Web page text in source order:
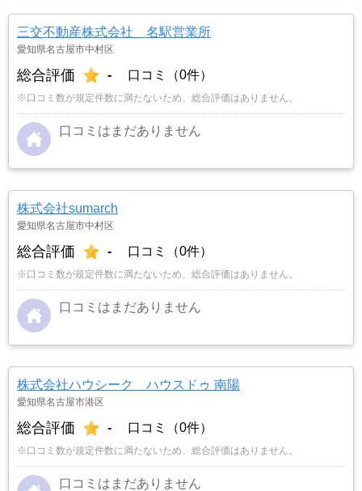
三交不動産株式会社 名駅営業所
愛知県名古屋市中村区
総合評価 - 口コミ（0件）
※口コミ数が規定件数に満たないため、総合評価はありません。
口コミはまだありません
株式会社sumarch
愛知県名古屋市中村区
総合評価 - 口コミ（0件）
※口コミ数が規定件数に満たないため、総合評価はありません。
口コミはまだありません
株式会社ハウシーク ハウスドゥ 南陽
愛知県名古屋市港区
総合評価 - 口コミ（0件）
※口コミ数が規定件数に満たないため、総合評価はありません。
口コミはまだありません